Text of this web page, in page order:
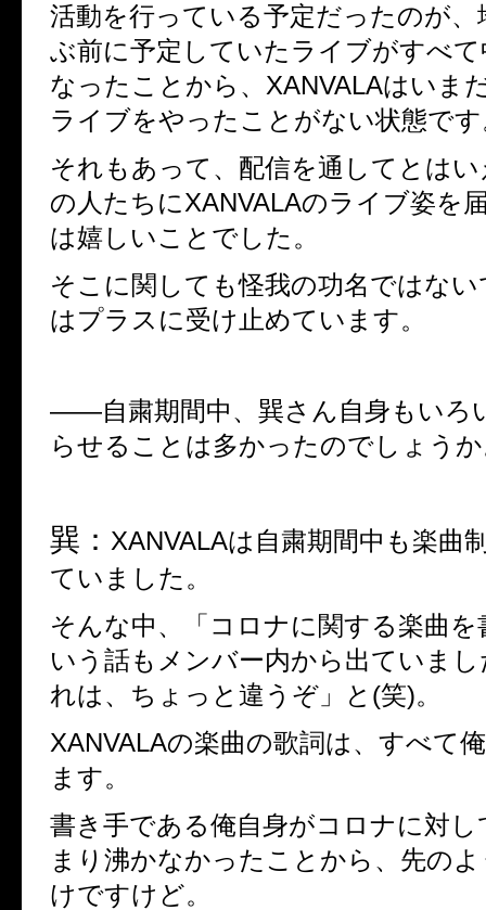
活動を行っている予定だったのが、
ぶ前に予定していたライブがすべ
なったことから、 XANVALAはいま
ライブをやったことがない状態で
それもあって、配信を通してとは
の人たちにXANVALAのライブ姿を
は嬉しいことでした。
そこに関しても怪我の功名ではな
はプラスに受け止めています。
――自粛期間中、巽さん自身もいろ
らせることは多かったのでしょう
巽： XANVALAは自粛期間中も楽曲
ていました。
そんな中、「コロナに関する楽曲
いう話もメンバー内から出ていま
れは、ちょっと違うぞ」と (笑)。
XANVALAの楽曲の歌詞は、すべて
ます。
書き手である俺自身がコロナに対
まり沸かなかったことから、先の
けですけど。